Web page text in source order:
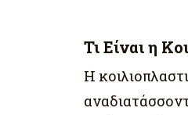
Τι Είναι η
Η